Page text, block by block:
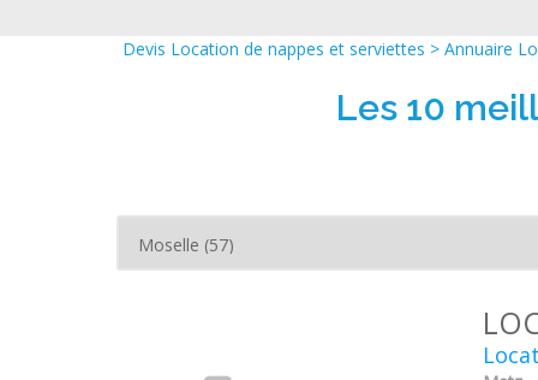
Devis Location de nappes et serviettes > Annuaire
Les 10